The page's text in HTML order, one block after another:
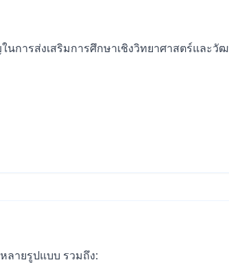
การส่งเสริมการศึกษาเชิงวิทยาศาสตร์และ
ายรูปแบบ รวมถึง: